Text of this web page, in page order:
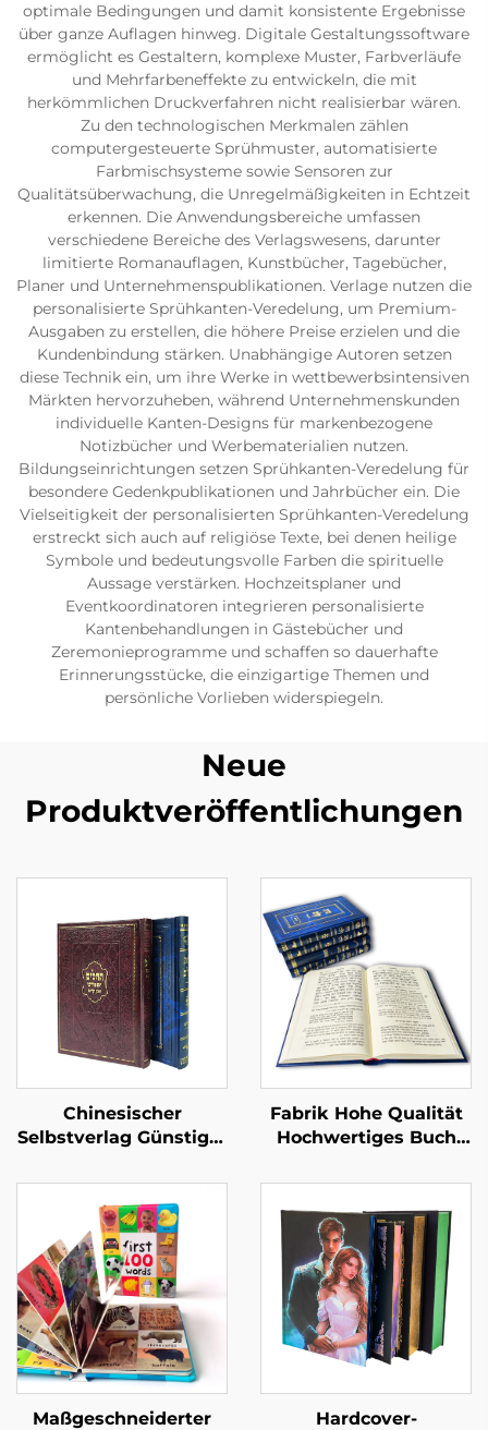
optimale Bedingungen und damit konsistente Ergebnisse
über ganze Auflagen hinweg. Digitale Gestaltungssoftware
ermöglicht es Gestaltern, komplexe Muster, Farbverläufe
und Mehrfarbeneffekte zu entwickeln, die mit
herkömmlichen Druckverfahren nicht realisierbar wären.
Zu den technologischen Merkmalen zählen
computergesteuerte Sprühmuster, automatisierte
Farbmischsysteme sowie Sensoren zur
Qualitätsüberwachung, die Unregelmäßigkeiten in Echtzeit
erkennen. Die Anwendungsbereiche umfassen
verschiedene Bereiche des Verlagswesens, darunter
limitierte Romanauflagen, Kunstbücher, Tagebücher,
Planer und Unternehmenspublikationen. Verlage nutzen die
personalisierte Sprühkanten-Veredelung, um Premium-
Ausgaben zu erstellen, die höhere Preise erzielen und die
Kundenbindung stärken. Unabhängige Autoren setzen
diese Technik ein, um ihre Werke in wettbewerbsintensiven
Märkten hervorzuheben, während Unternehmenskunden
individuelle Kanten-Designs für markenbezogene
Notizbücher und Werbematerialien nutzen.
Bildungseinrichtungen setzen Sprühkanten-Veredelung für
besondere Gedenkpublikationen und Jahrbücher ein. Die
Vielseitigkeit der personalisierten Sprühkanten-Veredelung
erstreckt sich auch auf religiöse Texte, bei denen heilige
Symbole und bedeutungsvolle Farben die spirituelle
Aussage verstärken. Hochzeitsplaner und
Eventkoordinatoren integrieren personalisierte
Kantenbehandlungen in Gästebücher und
Zeremonieprogramme und schaffen so dauerhafte
Erinnerungsstücke, die einzigartige Themen und
persönliche Vorlieben widerspiegeln.
Neue
Produktveröffentlichungen
Chinesischer
Selbstverlag Günstiger
Maßgeschneiderte
Buchdruckservice
Romane für
Erwachsene Romanze
Leinen Hardcover
Buch
Fabrik Hohe Qualität
Hochwertiges Buch
Vollflächige
Goldfolienprägung
Hardcover-Buchdruck
Maßgeschneiderter
Hardcover-